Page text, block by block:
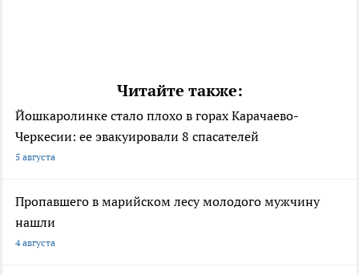
Читайте также:
Йошкаролинке стало плохо в горах Карачаево-
Черкесии: ее эвакуировали 8 спасателей
5 августа
Пропавшего в марийском лесу молодого мужчину
нашли
4 августа